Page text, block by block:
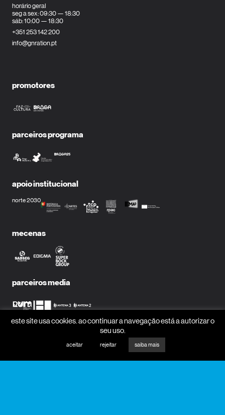
horário geral
seg a sex: 09:30 — 18:30
sáb: 10:00 — 18:30
+351 253 142 200
info@gnration.pt
promotores
parceiros programa
apoio institucional
norte 2030
mecenas
parceiros media
este site usa cookies. ao continuar a navegação está a autorizar o
seu uso.
aceitar rejeitar saiba mais